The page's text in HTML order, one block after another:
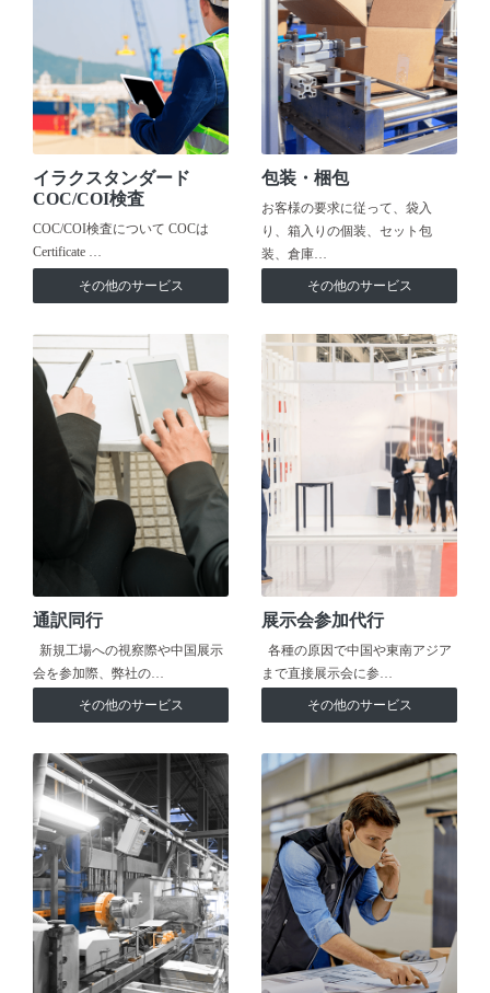
イラクスタンダード
COC/COI検査
COC/COI検査について COCは
Certificate …
その他のサービス
包装・梱包
お客様の要求に従って、袋入
り、箱入りの個装、セット包
装、倉庫…
その他のサービス
通訳同行
新規工場への視察際や中国展示
会を参加際、弊社の…
その他のサービス
展示会参加代行
各種の原因で中国や東南アジア
まで直接展示会に参…
その他のサービス